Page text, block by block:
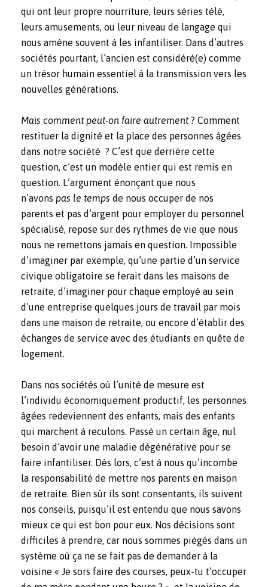
qui ont leur propre nourriture, leurs séries télé,
leurs amusements, ou leur niveau de langage qui
nous amène souvent à les infantiliser. Dans d’autres
sociétés pourtant, l’ancien est considéré(e) comme
un trésor humain essentiel à la transmission vers les
nouvelles générations.
Mais comment peut-on faire autrement? Comment
restituer la dignité et la place des personnes âgées
dans notre société ? C’est que derrière cette
question, c’est un modèle entier qui est remis en
question. L’argument énonçant que nous
n’avons pas le temps de nous occuper de nos
parents et pas d’argent pour employer du personnel
spécialisé, repose sur des rythmes de vie que nous
nous ne remettons jamais en question. Impossible
d’imaginer par exemple, qu’une partie d’un service
civique obligatoire se ferait dans les maisons de
retraite, d’imaginer pour chaque employé au sein
d’une entreprise quelques jours de travail par mois
dans une maison de retraite, ou encore d’établir des
échanges de service avec des étudiants en quête de
logement.
Dans nos sociétés où l’unité de mesure est
l’individu économiquement productif, les personnes
âgées redeviennent des enfants, mais des enfants
qui marchent à reculons. Passé un certain âge, nul
besoin d’avoir une maladie dégénérative pour se
faire infantiliser. Dès lors, c’est à nous qu’incombe
la responsabilité de mettre nos parents en maison
de retraite. Bien sûr ils sont consentants, ils suivent
nos conseils, puisqu’il est entendu que nous savons
mieux ce qui est bon pour eux. Nos décisions sont
difficiles à prendre, car nous sommes piégés dans un
système où ça ne se fait pas de demander à la
voisine « Je sors faire des courses, peux-tu t’occuper